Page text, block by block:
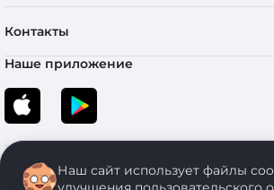
Контакты
Наше приложение
Наш сайт использует файлы